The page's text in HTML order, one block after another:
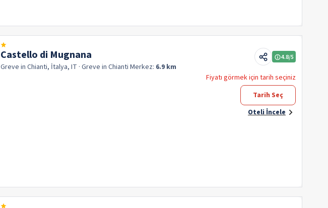
Castello di Mugnana
Greve in Chianti, İtalya, IT · Greve in Chianti Merkez: 6.9 km
4.8/5
Fiyatı görmek için tarih seçiniz
Tarih Seç
Oteli İncele